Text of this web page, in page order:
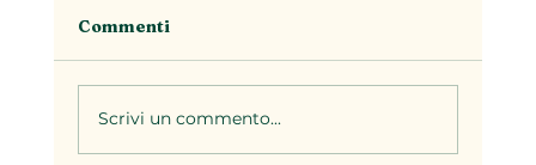
Commenti
Scrivi un commento...